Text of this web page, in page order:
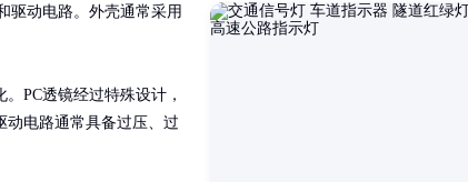
驱动电路。外壳通常采用
PC透镜经过特殊设计，
动电路通常具备过压、过